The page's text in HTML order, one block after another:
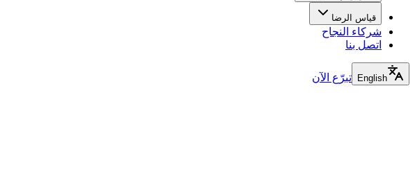
قياس الرضا
شركاء النجاح
اتصل بنا
English تبرّع الآن